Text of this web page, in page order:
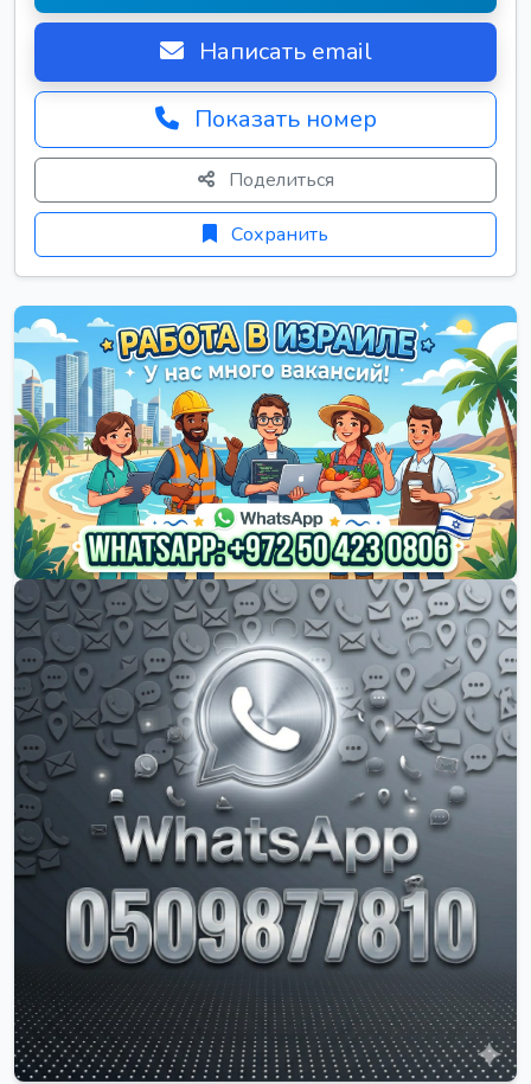
Написать email
Показать номер
Поделиться
Сохранить